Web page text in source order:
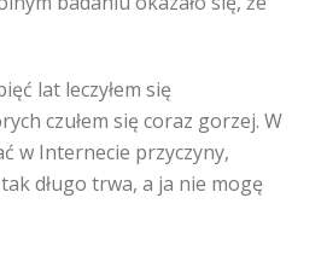
lat leczyłem się
czułem się coraz gorzej. W
w Internecie przyczyny,
długo trwa, a ja nie mogę